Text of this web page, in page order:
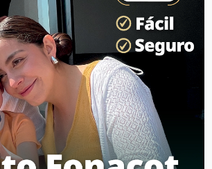
partido